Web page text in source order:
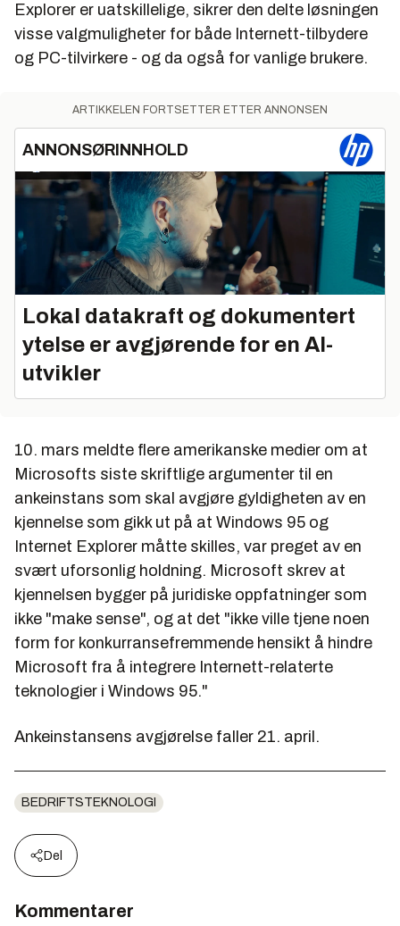
Explorer er uatskillelige, sikrer den delte løsningen
visse valgmuligheter for både Internett-tilbydere
og PC-tilvirkere - og da også for vanlige brukere.
ARTIKKELEN FORTSETTER ETTER ANNONSEN
ANNONSØRINNHOLD
Lokal datakraft og dokumentert
ytelse er avgjørende for en AI-
utvikler
10. mars meldte flere amerikanske medier om at
Microsofts siste skriftlige argumenter til en
ankeinstans som skal avgjøre gyldigheten av en
kjennelse som gikk ut på at Windows 95 og
Internet Explorer måtte skilles, var preget av en
svært uforsonlig holdning. Microsoft skrev at
kjennelsen bygger på juridiske oppfatninger som
ikke "make sense", og at det "ikke ville tjene noen
form for konkurransefremmende hensikt å hindre
Microsoft fra å integrere Internett-relaterte
teknologier i Windows 95."
Ankeinstansens avgjørelse faller 21. april.
BEDRIFTSTEKNOLOGI
Del
Kommentarer